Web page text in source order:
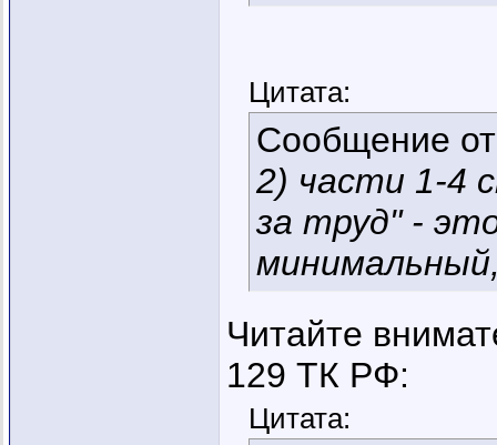
Цитата:
Сообщение
2) части 1-4
за труд" -
Читайте
129 ТК РФ:
Цитата: